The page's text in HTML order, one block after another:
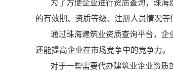
为了方便企业进行资质查询，珠
的有效期、资质等级、注册人员情况等
通过珠海建筑业资质查询平台，企
还能提高企业在市场竞争中的竞争力。
对于一些需要代办建筑业企业资